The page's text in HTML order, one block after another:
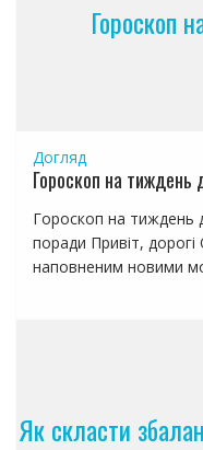
Гороскоп
Догляд
Гороскоп на тиждень
Гороскоп на тиждень
поради Привіт,
наповненим новими
Як скласти